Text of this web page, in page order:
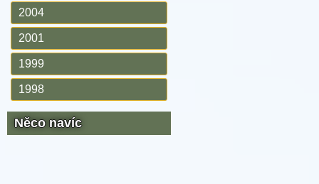
2004
2001
1999
1998
Něco navíc